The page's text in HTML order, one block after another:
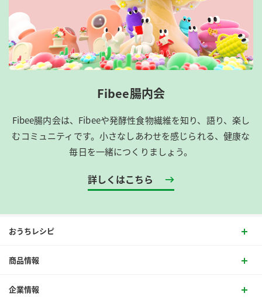
Fibee腸内会
Fibee腸内会は、​Fibeeや発酵性食物繊維を知り、語り、楽し
むコミュニティです。​小さなしあわせを感じられる、健康な
毎日を一緒につくりましょう。
詳しくはこちら
おうちレシピ
商品情報
企業情報